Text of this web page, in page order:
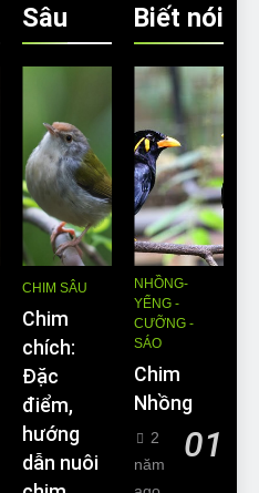
Sâu
CHIM SÂU
Chim
chích:
Đặc
điểm,
hướng
dẫn nuôi
Biết nói
NHỒNG-
YỂNG -
CƯỠNG -
SÁO
Chim
Nhồng
01
2
năm